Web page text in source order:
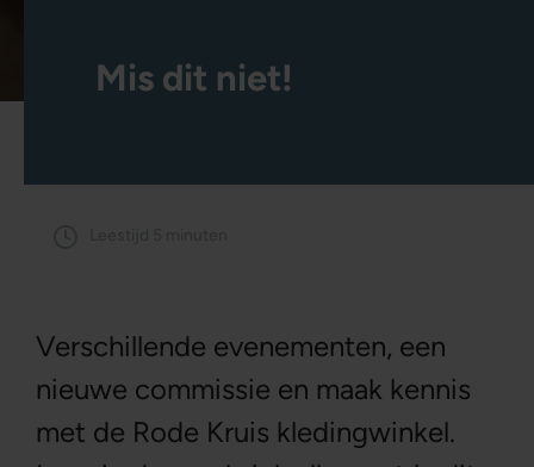
Mis dit niet!
Verschillende evenementen, een
nieuwe commissie en maak kennis
met de Rode Kruis kledingwinkel.